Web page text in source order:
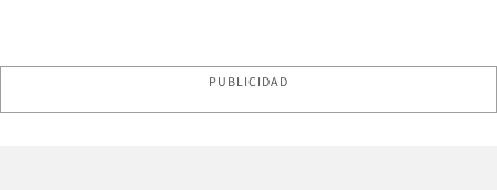
PUBLICIDAD